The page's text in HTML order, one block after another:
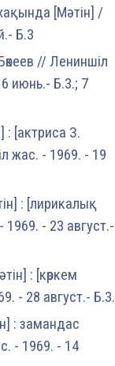
[Мәтін] /
Б.3
// Лениншіл
июнь.- Б.3.; 7
: [актриса З.
жас. - 1969. - 19
: [лирикалық
- 23 август.-
: [көркем
- 28 август.- Б.3.
: замандас
- 1969. - 14